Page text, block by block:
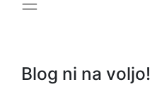
Blog ni na voljo!